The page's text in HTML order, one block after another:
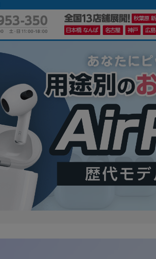
かんたんパソコン検索に切り替える
カテゴリー
商品ジャンルの絞り込み
ノートPC デスクPC